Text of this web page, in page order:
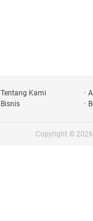
Tentang Kami
Bisnis
Copyright © 2026